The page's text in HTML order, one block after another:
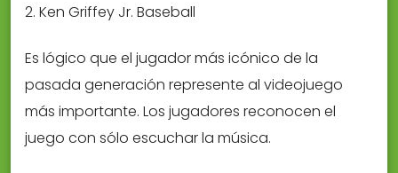
2. Ken Griffey Jr. Baseball
Es lógico que el jugador más icónico de la
pasada generación represente al videojuego
más importante. Los jugadores reconocen el
juego con sólo escuchar la música.